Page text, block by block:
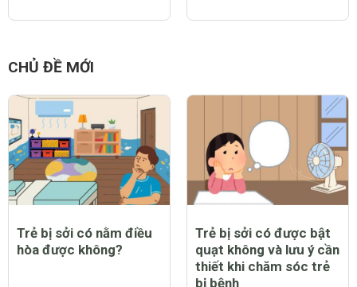
CHỦ ĐỀ MỚI
Trẻ bị sởi có nằm điều
hòa được không?
Trẻ bị sởi có được bật
quạt không và lưu ý cần
thiết khi chăm sóc trẻ
bị bệnh